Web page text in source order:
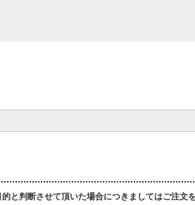
と判断させて頂いた場合につきましてはご注文